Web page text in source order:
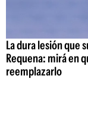
La dura lesión que
Requena: mirá en
reemplazarlo